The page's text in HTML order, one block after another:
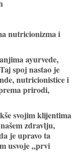
nutricionizma i
ayurvede,
spoj nastao je
nutricionistice i
prirodi,
svojim klijentima
zdravlju,
je upravo ta
usvoje „prvi